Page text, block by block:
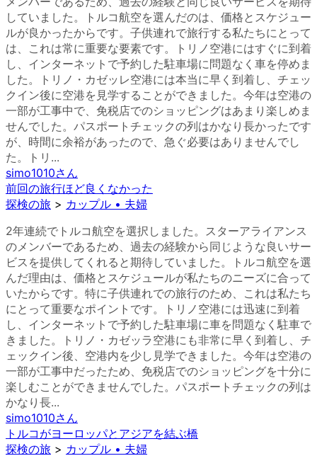
していました。トルコ航空を選んだのは、価格とスケジュー
ルが良かったからです。子供連れで旅行する私たちにとって
は、これは常に重要な要素です。トリノ空港にはすぐに到着
し、インターネットで予約した駐車場に問題なく車を停めま
した。トリノ・カゼッレ空港には本当に早く到着し、チェッ
クイン後に空港を見学することができました。今年は空港の
一部が工事中で、免税店でのショッピングはあまり楽しめま
せんでした。パスポートチェックの列はかなり長かったです
が、時間に余裕があったので、急ぐ必要はありませんでし
た。トリ...
simo1010さん
前回の旅行ほど良くなかった
探検の旅 > カップル • 夫婦
2年連続でトルコ航空を選択しました。スターアライアンス
のメンバーであるため、過去の経験から同じような良いサー
ビスを提供してくれると期待していました。トルコ航空を選
んだ理由は、価格とスケジュールが私たちのニーズに合って
いたからです。特に子供連れでの旅行のため、これは私たち
にとって重要なポイントです。トリノ空港には迅速に到着
し、インターネットで予約した駐車場に車を問題なく駐車で
きました。トリノ・カゼッラ空港にも非常に早く到着し、チ
ェックイン後、空港内を少し見学できました。今年は空港の
一部が工事中だったため、免税店でのショッピングを十分に
楽しむことができませんでした。パスポートチェックの列は
かなり長...
simo1010さん
トルコがヨーロッパとアジアを結ぶ橋
探検の旅 > カップル • 夫婦